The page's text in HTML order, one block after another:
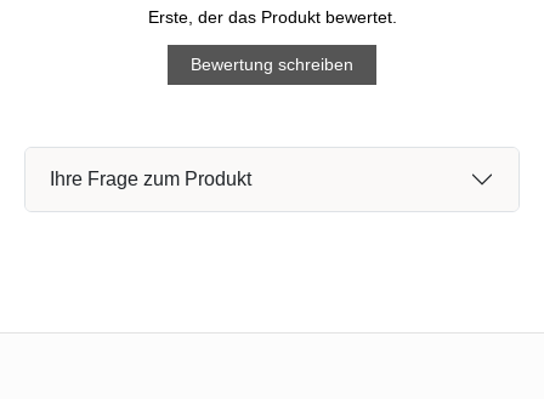
Erste, der das Produkt bewertet.
Bewertung schreiben
Ihre Frage zum Produkt